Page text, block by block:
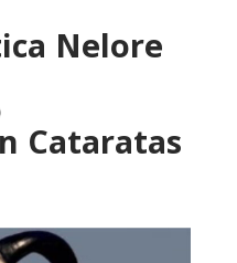
Nelore
Cataratas